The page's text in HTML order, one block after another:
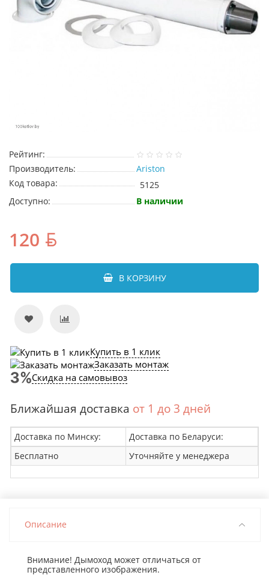
Рейтинг:
Производитель:
Ariston
Код товара:
5125
Доступно:
В наличии
120
В КОРЗИНУ
Купить в 1 клик
Заказать монтаж
Скидка на самовывоз
Ближайшая доставка от 1 до 3 дней
Доставка по Минску:
Доставка по Беларуси:
Бесплатно
Уточняйте у менеджера
Описание
Внимание! Дымоход может отличаться от
представленного изображения.